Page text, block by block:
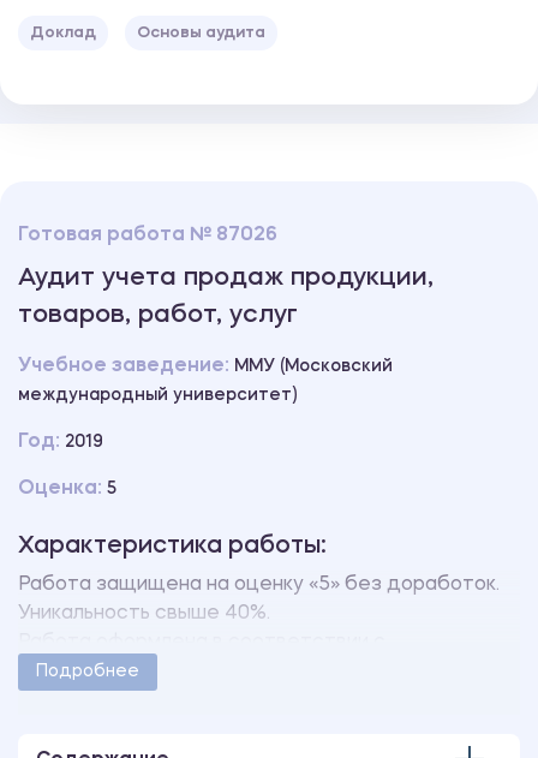
Доклад Основы аудита
Готовая работа № 87026
Аудит учета продаж продукции,
товаров, работ, услуг
Учебное заведение: ММУ (Московский
международный университет)
Год: 2019
Оценка: 5
Характеристика работы:
Работа защищена на оценку «5» без доработок.
Уникальность свыше 40%.
методическими указаниями учебного заведения.
Подробнее